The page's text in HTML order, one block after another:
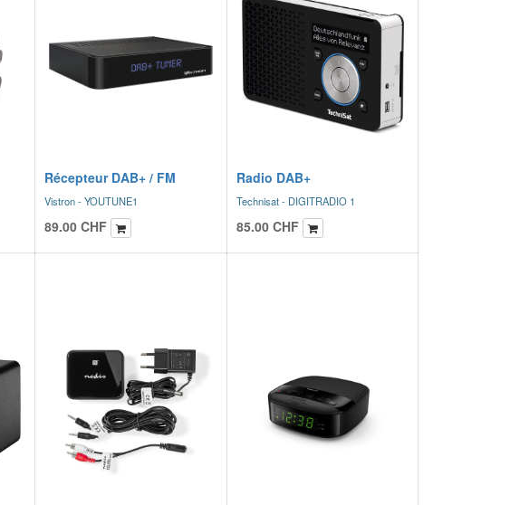
Récepteur DAB+ / FM
Vistron - YOUTUNE1
89.00CHF
Radio DAB+
Technisat - DIGITRADIO 1
85.00CHF